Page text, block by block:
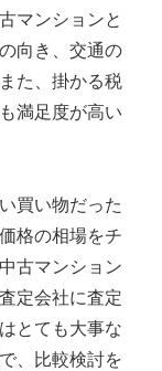
マンションと
向き、交通の
た、掛かる税
満足度が高い
買い物だった
格の相場をチ
古マンション
定会社に査定
とても大事な
、比較検討を